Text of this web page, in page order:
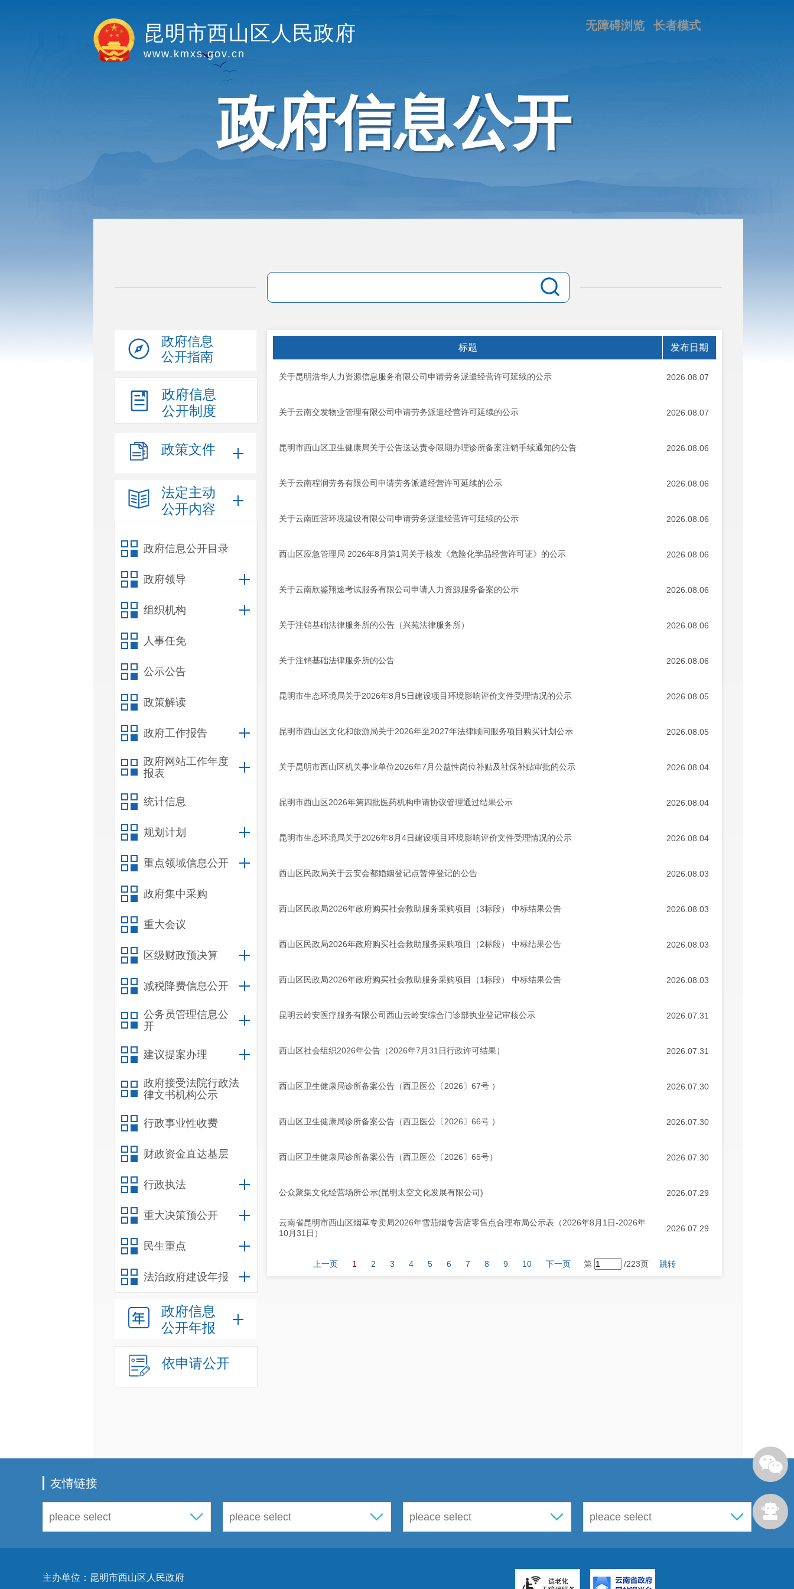
昆明市西山区人民政府
www.kmxs.gov.cn
长者模式
无障碍浏览
政府信息公开
政府信息
公开指南
政府信息
公开制度
政策文件
法定主动
公开内容
政府信息公开目录
政府领导
组织机构
人事任免
公示公告
政策解读
政府工作报告
政府网站工作年度
报表
统计信息
规划计划
重点领域信息公开
政府集中采购
重大会议
区级财政预决算
减税降费信息公开
公务员管理信息公
开
建议提案办理
政府接受法院行政法
律文书机构公示
行政事业性收费
财政资金直达基层
行政执法
重大决策预公开
民生重点
法治政府建设年报
政府信息
公开年报
依申请公开
标题 发布日期
关于昆明浩华人力资源信息服务有限公司申请劳务派遣经营许可延续的公示 2026.08.07
关于云南交发物业管理有限公司申请劳务派遣经营许可延续的公示 2026.08.07
昆明市西山区卫生健康局关于公告送达责令限期办理诊所备案注销手续通知的公告 2026.08.06
关于云南程润劳务有限公司申请劳务派遣经营许可延续的公示 2026.08.06
关于云南匠营环境建设有限公司申请劳务派遣经营许可延续的公示 2026.08.06
西山区应急管理局 2026年8月第1周关于核发《危险化学品经营许可证》的公示 2026.08.06
关于云南欣鉴翔途考试服务有限公司申请人力资源服务备案的公示 2026.08.06
关于注销基础法律服务所的公告（兴苑法律服务所） 2026.08.06
关于注销基础法律服务所的公告 2026.08.06
昆明市生态环境局关于2026年8月5日建设项目环境影响评价文件受理情况的公示 2026.08.05
昆明市西山区文化和旅游局关于2026年至2027年法律顾问服务项目购买计划公示 2026.08.05
关于昆明市西山区机关事业单位2026年7月公益性岗位补贴及社保补贴审批的公示 2026.08.04
昆明市西山区2026年第四批医药机构申请协议管理通过结果公示 2026.08.04
昆明市生态环境局关于2026年8月4日建设项目环境影响评价文件受理情况的公示 2026.08.04
西山区民政局关于云安会都婚姻登记点暂停登记的公告 2026.08.03
西山区民政局2026年政府购买社会救助服务采购项目（3标段） 中标结果公告 2026.08.03
西山区民政局2026年政府购买社会救助服务采购项目（2标段） 中标结果公告 2026.08.03
西山区民政局2026年政府购买社会救助服务采购项目（1标段） 中标结果公告 2026.08.03
昆明云岭安医疗服务有限公司西山云岭安综合门诊部执业登记审核公示 2026.07.31
西山区社会组织2026年公告（2026年7月31日行政许可结果） 2026.07.31
西山区卫生健康局诊所备案公告（西卫医公〔2026〕67号 ） 2026.07.30
西山区卫生健康局诊所备案公告（西卫医公〔2026〕66号 ） 2026.07.30
西山区卫生健康局诊所备案公告（西卫医公〔2026〕65号） 2026.07.30
公众聚集文化经营场所公示(昆明太空文化发展有限公司) 2026.07.29
云南省昆明市西山区烟草专卖局2026年雪茄烟专营店零售点合理布局公示表（2026年8月1日-2026年
10月31日）
2026.07.29
上一页 1 2 3 4 5 6 7 8 9 10 下一页 第 /223页 跳转
友情链接
主办单位：昆明市西山区人民政府